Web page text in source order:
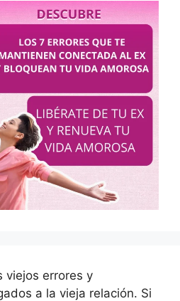
viejos errores y
a la vieja relación. Si